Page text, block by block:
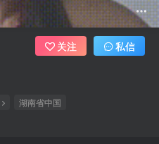
湖南省中国
关注 私信